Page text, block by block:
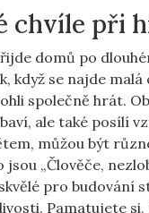
chvíle při
domů ⁢po
když se najde⁤ malá
společně hrát.
​ale ​také posílí
můžou být
jsou „Člověče,
skvělé pro budování
Pamatujete si,‌